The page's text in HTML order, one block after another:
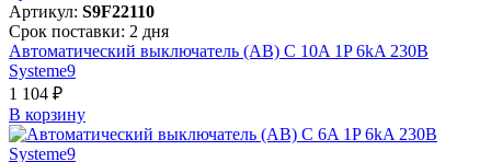
Артикул: S9F22110
Срок поставки: 2 дня
Автоматический выключатель (АВ) C 10A 1P 6kA 230В
Systeme9
1 104 ₽
В корзинy